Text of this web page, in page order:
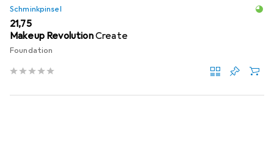
Schminkpinsel
EUR
21,75
Makeup RevolutionCreate
Foundation